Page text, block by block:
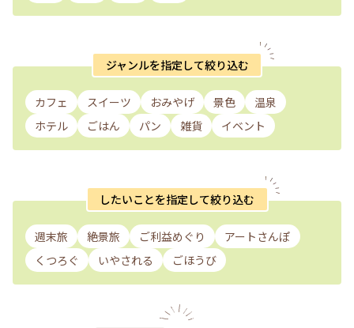
ジャンルを指定して絞り込む
カフェ スイーツ おみやげ 景色
温泉
ホテル
ごはん パン 雑貨 イベント
したいことを指定して絞り込む
週末旅 絶景旅 ご利益めぐり
アートさんぽ
くつろぐ
いやされる ごほうび